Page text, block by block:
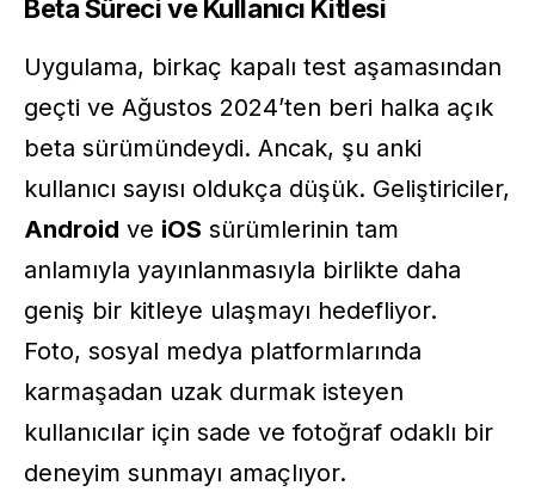
Beta Süreci ve Kullanıcı Kitlesi
Uygulama, birkaç kapalı test aşamasından
geçti ve Ağustos 2024’ten beri halka açık
beta sürümündeydi. Ancak, şu anki
kullanıcı sayısı oldukça düşük. Geliştiriciler,
Android ve iOS sürümlerinin tam
anlamıyla yayınlanmasıyla birlikte daha
geniş bir kitleye ulaşmayı hedefliyor.
Foto, sosyal medya platformlarında
karmaşadan uzak durmak isteyen
kullanıcılar için sade ve fotoğraf odaklı bir
deneyim sunmayı amaçlıyor.